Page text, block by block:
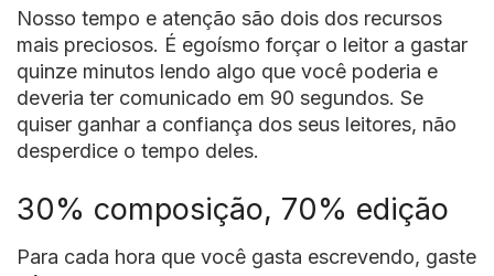
Nosso tempo e atenção são dois dos recursos
mais preciosos. É egoísmo forçar o leitor a gastar
quinze minutos lendo algo que você poderia e
deveria ter comunicado em 90 segundos. Se
quiser ganhar a confiança dos seus leitores, não
desperdice o tempo deles.
30% composição, 70% edição
Para cada hora que você gasta escrevendo, gaste